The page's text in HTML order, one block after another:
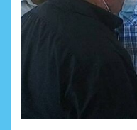
t
a
a